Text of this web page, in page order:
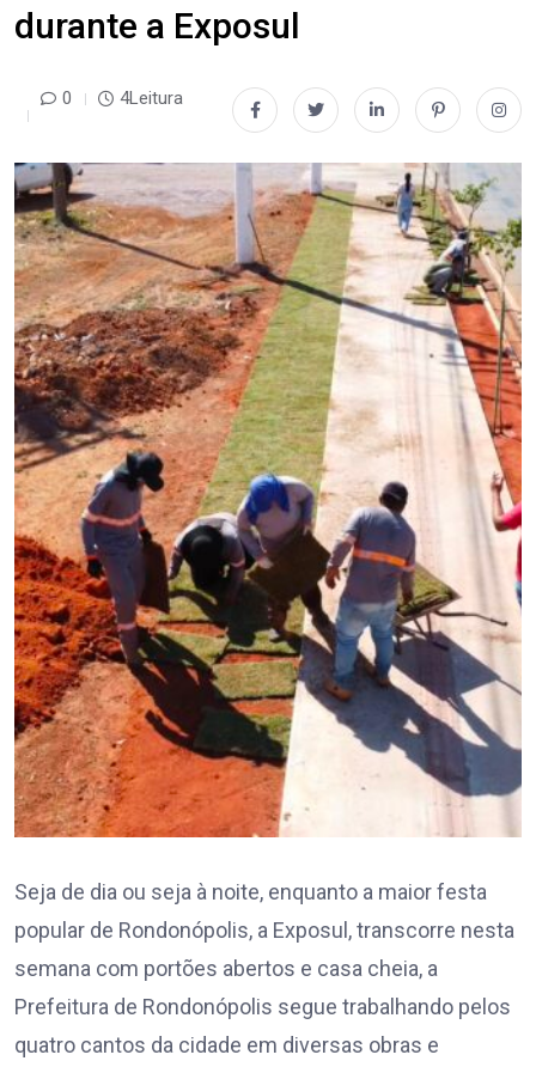
durante a Exposul
0 4Leitura
Seja de dia ou seja à noite, enquanto a maior festa
popular de Rondonópolis, a Exposul, transcorre nesta
semana com portões abertos e casa cheia, a
Prefeitura de Rondonópolis segue trabalhando pelos
quatro cantos da cidade em diversas obras e